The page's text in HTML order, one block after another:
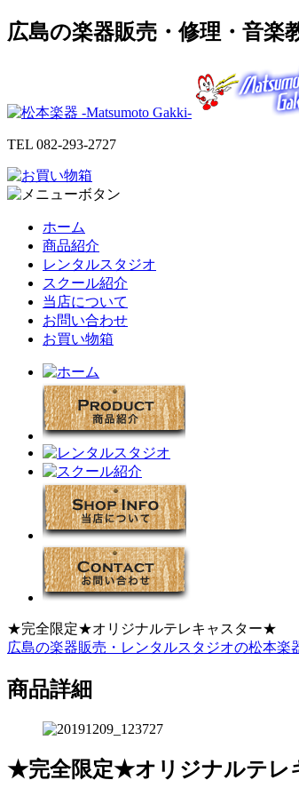
広島の楽器販売・修理・音
TEL 082-293-2727
ホーム
商品紹介
レンタルスタジオ
スクール紹介
当店について
お問い合わせ
お買い物箱
★完全限定★オリジナルテレキャスター★
広島の楽器販売・レンタルスタジオの松本楽
商品詳細
★完全限定★オリジナルテレ